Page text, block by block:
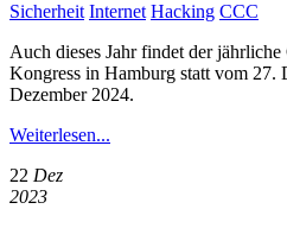
Sicherheit Internet Hacking CCC
Auch dieses Jahr findet der
Kongress in Hamburg statt vom 27.
Dezember 2024.
Weiterlesen...
22 Dez
2023